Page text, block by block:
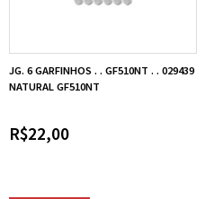
JG. 6 GARFINHOS . . GF510NT . . 029439
NATURAL GF510NT
R$22,00